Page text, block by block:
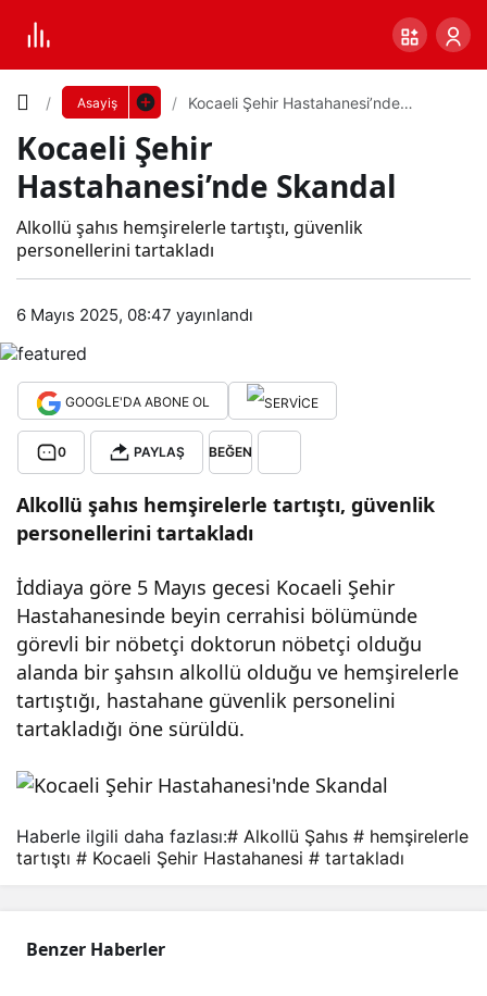
Asayiş
Kocaeli Şehir Hastahanesi’nde
Kocaeli Şehir
Hastahanesi’nde Skandal
Alkollü şahıs hemşirelerle tartıştı, güvenlik
personellerini tartakladı
6 Mayıs 2025, 08:47 yayınlandı
GOOGLE'DA ABONE OL
0 PAYLAŞ BEĞEN
Alkollü şahıs hemşirelerle tartıştı, güvenlik
personellerini tartakladı
İddiaya göre 5 Mayıs gecesi Kocaeli Şehir
Hastahanesinde beyin cerrahisi bölümünde
görevli bir nöbetçi doktorun nöbetçi olduğu
alanda bir şahsın alkollü olduğu ve hemşirelerle
tartıştığı, hastahane güvenlik personelini
tartakladığı öne sürüldü.
Koc
aeli
Şehi
r
Has
nesi
’nde
Ska
Boyutunu
Küçük 100% Dev
Varsayılana
dön
Haberle ilgili daha fazlası:# Alkollü Şahıs # hemşirelerle
tartıştı # Kocaeli Şehir Hastahanesi # tartakladı
Benzer Haberler